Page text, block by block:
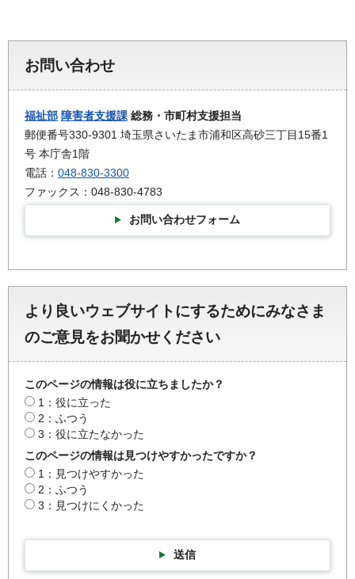
お問い合わせ
福祉部 障害者支援課 総務・市町村支援担当
郵便番号330-9301 埼玉県さいたま市浦和区高砂三丁目15番1
号 本庁舎1階
電話： 048-830-3300
ファックス：048-830-4783
お問い合わせフォーム
より良いウェブサイトにするためにみなさま
のご意見をお聞かせください
このページの情報は役に立ちましたか？
1：役に立った
2：ふつう
3：役に立たなかった
このページの情報は見つけやすかったですか？
1：見つけやすかった
2：ふつう
3：見つけにくかった
送信